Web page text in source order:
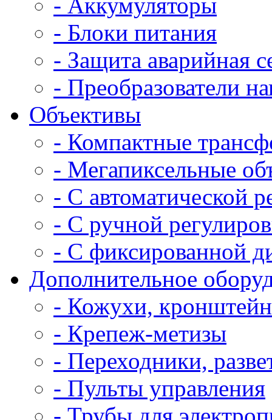
- Блоки питания
- Защита аварийная
- Преобразователи
Объективы
- Компактные
- Мегапиксельные
- С автоматической
- С ручной
- С фиксированной
Дополнительное
- Кожухи,
- Крепеж-метизы
- Переходники,
- Пульты управления